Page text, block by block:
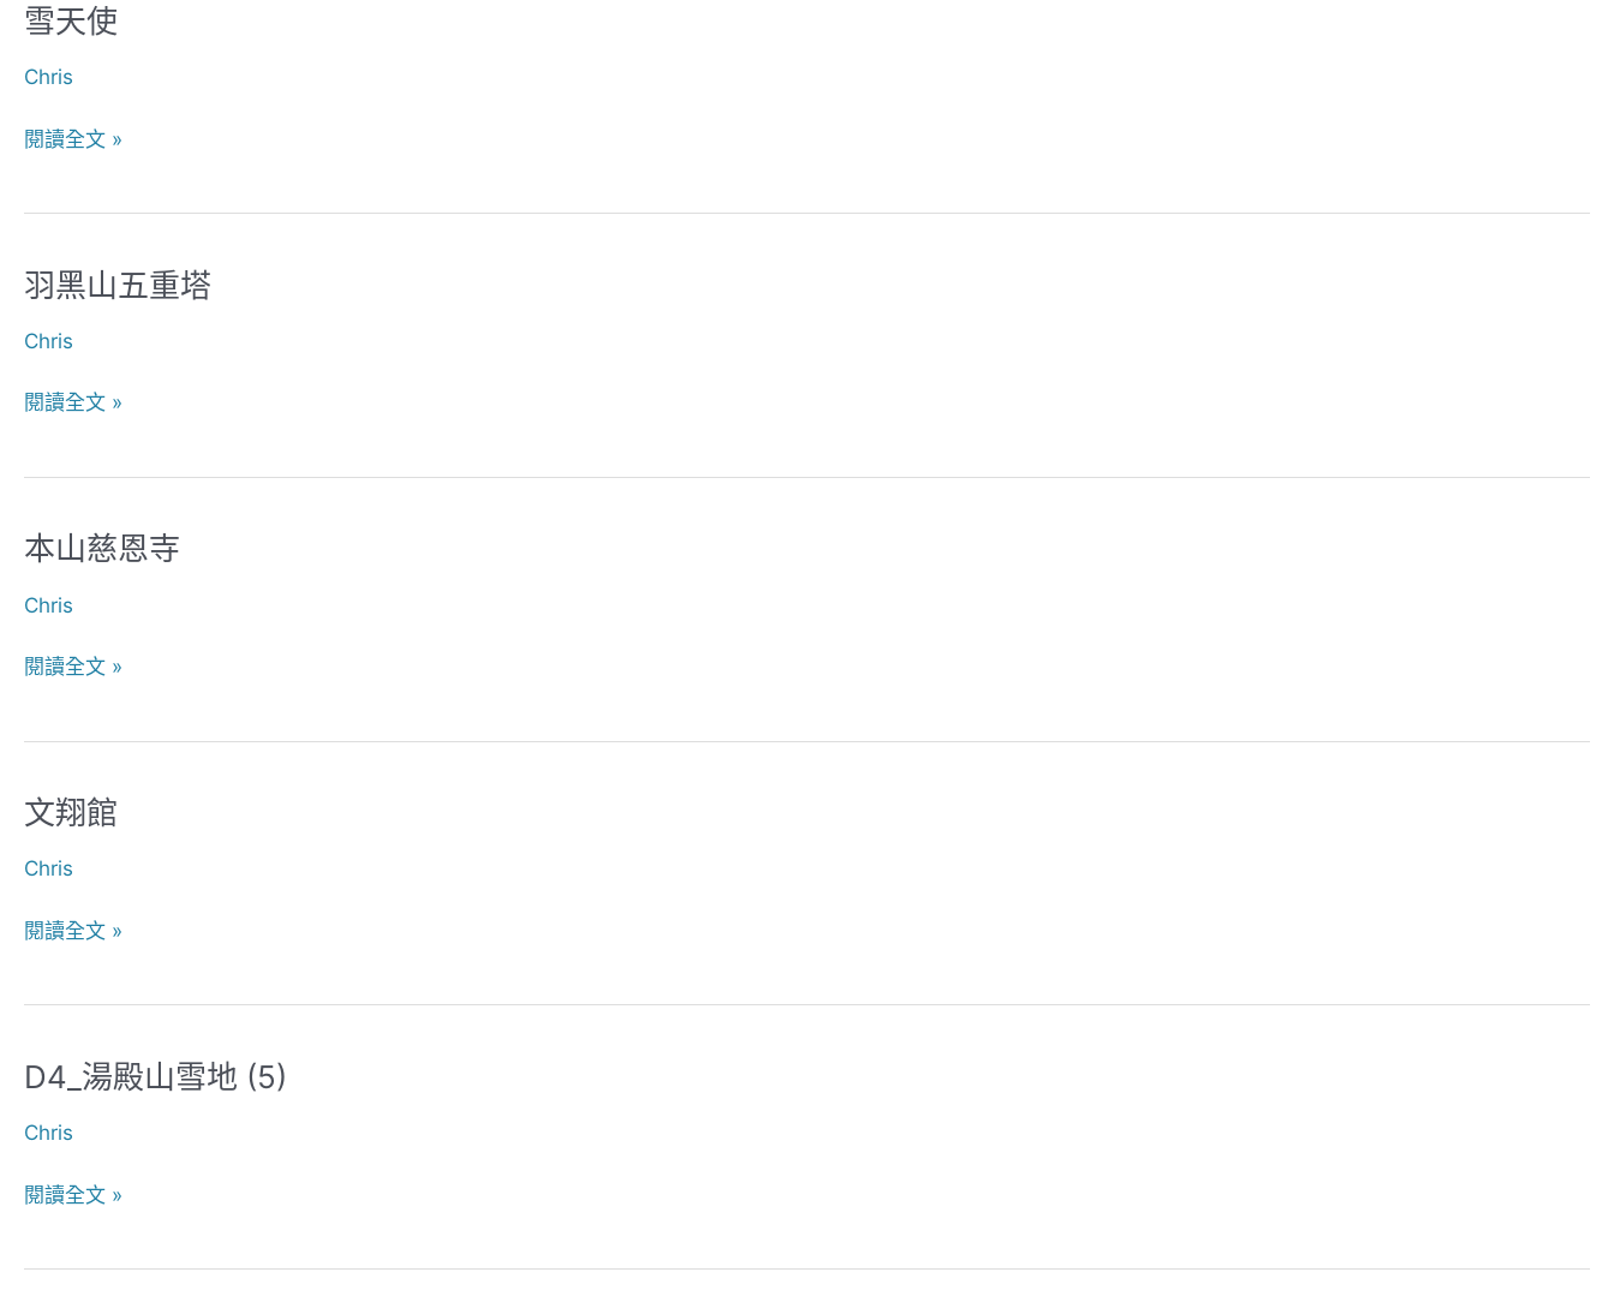
雪天使
Chris
雪
使
閱讀全文 »
羽黑山五重塔
Chris
羽
山
重
閱讀全文 »
本山慈恩寺
Chris
本
慈
寺
閱讀全文 »
文翔館
Chris
文
館
閱讀全文 »
D4_湯殿山雪地 (5)
Chris
D4_
殿
雪
(5)
閱讀全文 »